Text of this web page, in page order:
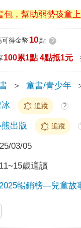
包，幫助弱勢孩童上
可得金幣 10點 ?
100累1點 4點抵1元
＞ 童書/青少年
追蹤 ?
出版 追蹤
03/05
11~15歲適讀
2025暢銷榜—兒童故